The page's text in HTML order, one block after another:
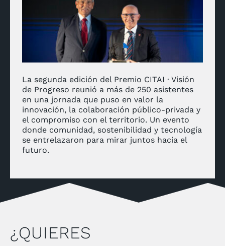
La segunda edición del Premio CITAI · Visión
de Progreso reunió a más de 250 asistentes
en una jornada que puso en valor la
innovación, la colaboración público-privada y
el compromiso con el territorio. Un evento
donde comunidad, sostenibilidad y tecnología
se entrelazaron para mirar juntos hacia el
futuro.
¿QUIERES